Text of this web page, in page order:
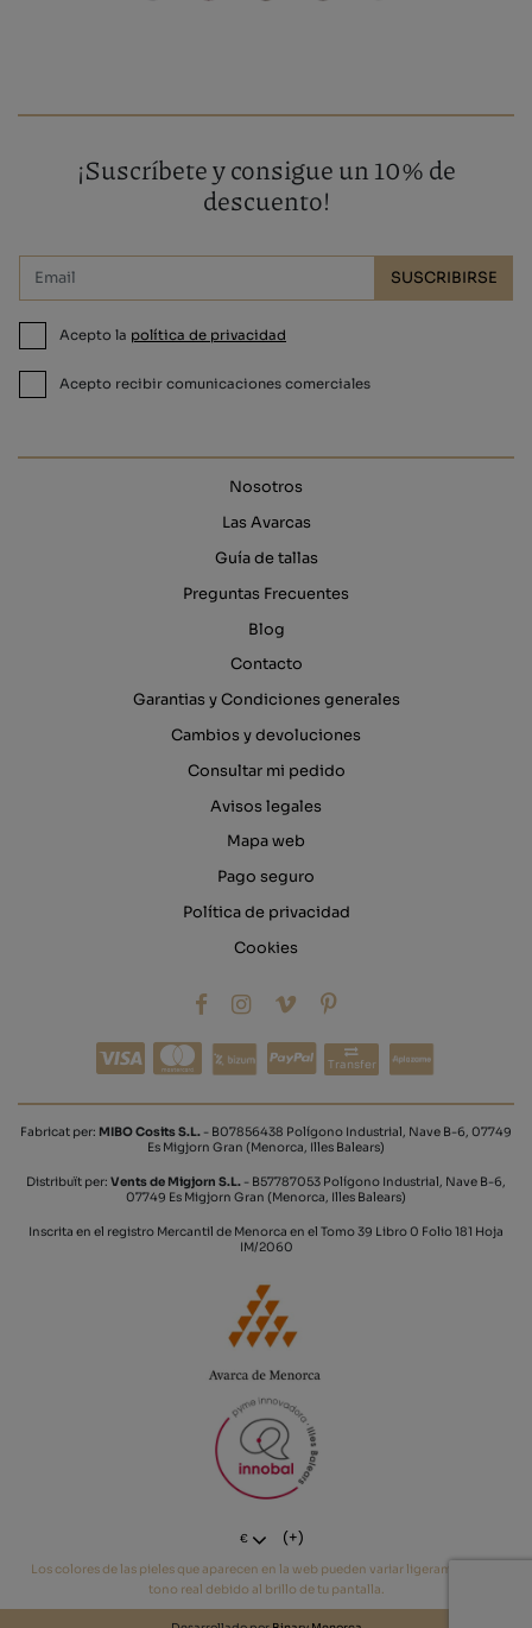
¡Suscríbete y consigue un 10% de
descuento!
SUSCRIBIRSE
Acepto la política de privacidad
Acepto recibir comunicaciones comerciales
Nosotros
Las Avarcas
Guía de tallas
Preguntas Frecuentes
Blog
Contacto
Garantias y Condiciones generales
Cambios y devoluciones
Consultar mi pedido
Avisos legales
Mapa web
Pago seguro
Política de privacidad
Cookies
Transfer
Fabricat per: MIBO Cosits S.L. - B07856438 Polígono Industrial, Nave B-6, 07749
Es Migjorn Gran (Menorca, Illes Balears)
Distribuït per: Vents de Migjorn S.L. - B57787053 Polígono Industrial, Nave B-6,
07749 Es Migjorn Gran (Menorca, Illes Balears)
Inscrita en el registro Mercantil de Menorca en el Tomo 39 Libro 0 Folio 181 Hoja
IM/2060
€ (+)
Los colores de las pieles que aparecen en la web pueden variar ligeramente del
tono real debido al brillo de tu pantalla.